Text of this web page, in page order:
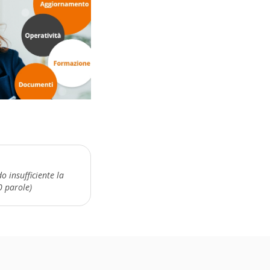
insufficiente la
parole)